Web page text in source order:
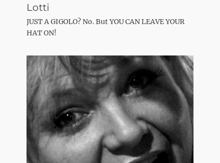
Lotti
JUST A GIGOLO? No. But YOU CAN LEAVE YOUR
HAT ON!